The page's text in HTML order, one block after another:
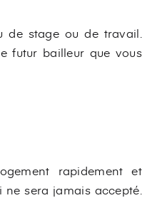
stage ou de travail.
futur bailleur que vous
rapidement et
sera jamais accepté.